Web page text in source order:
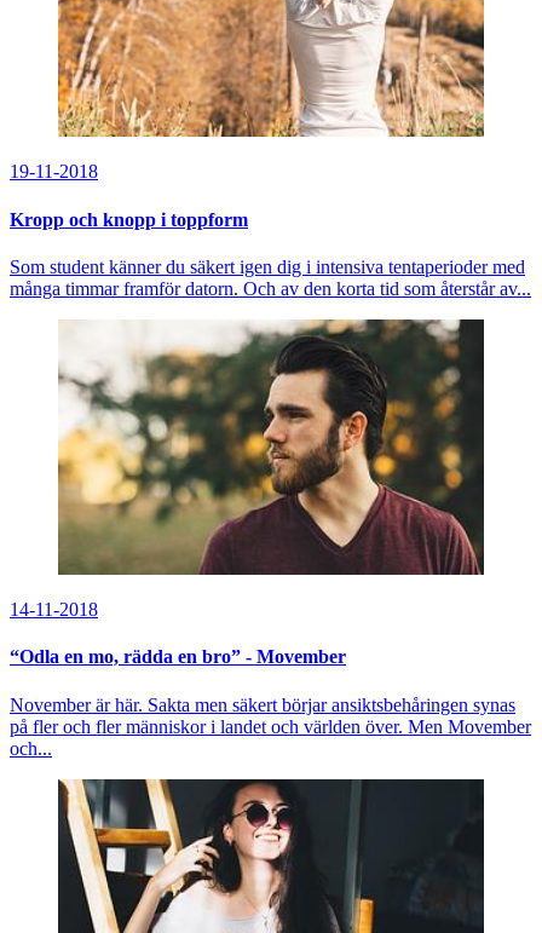
19-11-2018
Kropp och knopp i toppform
Som student känner du säkert igen dig i intensiva tentaperioder med
många timmar framför datorn. Och av den korta tid som återstår av...
14-11-2018
“Odla en mo, rädda en bro” - Movember
November är här. Sakta men säkert börjar ansiktsbehåringen synas
på fler och fler människor i landet och världen över. Men Movember
och...